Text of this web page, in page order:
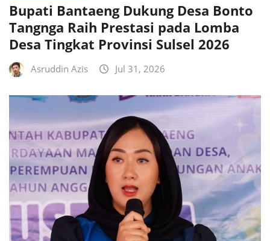
Bupati Bantaeng Dukung Desa Bonto
Tangnga Raih Prestasi pada Lomba
Desa Tingkat Provinsi Sulsel 2026
Asruddin Azis Jul 31, 2026